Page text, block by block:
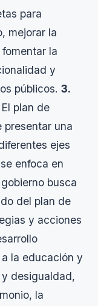
para
mejorar la
la
y
públicos. 3.
El plan de
presentar una
ejes
enfoca en
busca
del plan de
y acciones
la educación y
desigualdad,
la